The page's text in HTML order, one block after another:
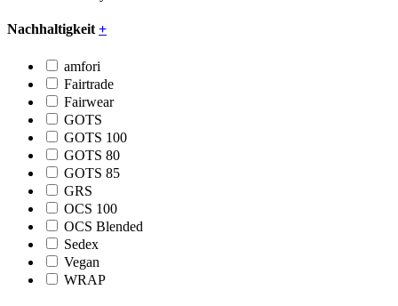
Nachhaltigkeit +
amfori
Fairtrade
Fairwear
GOTS
GOTS 100
GOTS 80
GOTS 85
GRS
OCS 100
OCS Blended
Sedex
Vegan
WRAP